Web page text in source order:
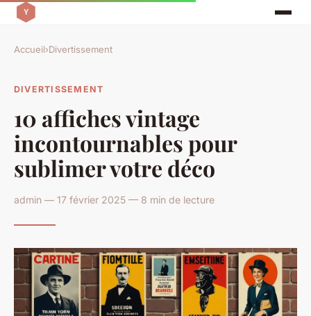
Accueil›Divertissement
DIVERTISSEMENT
10 affiches vintage
incontournables pour
sublimer votre déco
admin — 17 février 2025 — 8 min de lecture